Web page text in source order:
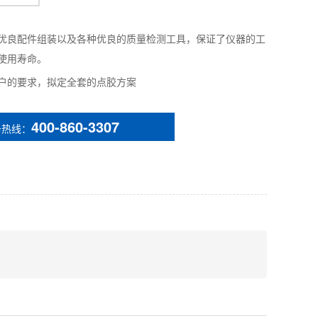
良配件组装以及各种优良的质量检测工具，保证了仪器的工
用寿命。
的要求，拟定全套的点胶方案
线： 400-860-3307